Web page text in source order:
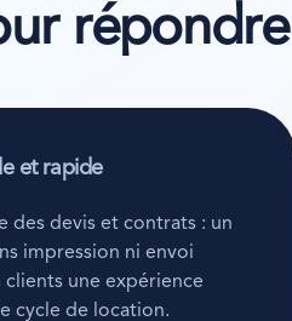
et rapide
des devis et contrats : un
impression ni envoi
clients une expérience
cycle de location.